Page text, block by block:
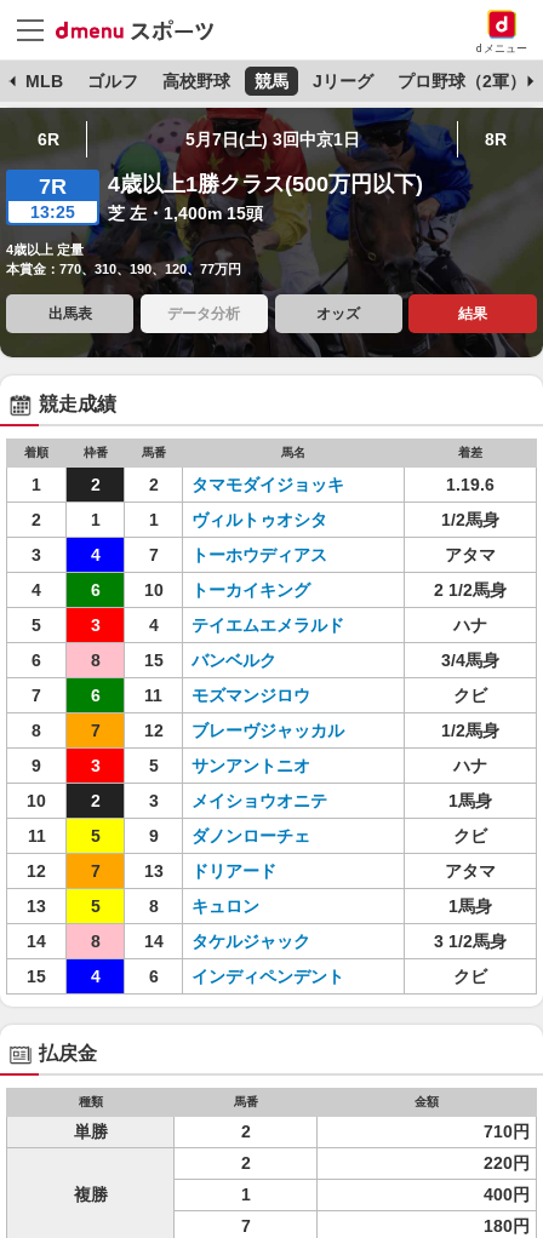
dメニュー
MLB ゴルフ 高校野球 競馬 Jリーグ プロ野球（2軍）
6R 5月7日(土) 3回中京1日 8R
7R
13:25
4歳以上1勝クラス(500万円以下)
芝 左・1,400m 15頭
4歳以上 定量
本賞金：770、310、190、120、77万円
出馬表 データ分析 オッズ 結果
競走成績
着順 枠番 馬番 馬名 着差
1 2 2 タマモダイジョッキ
1.19.6
2
1 1 ヴィルトゥオシタ
1/2馬身
3
4 7 トーホウディアス
アタマ
4
6 10 トーカイキング
2 1/2馬身
5
3 4 テイエムエメラルド
ハナ
6
8 15 バンベルク
3/4馬身
7
6 11 モズマンジロウ
クビ
8
7 12 ブレーヴジャッカル
1/2馬身
9
3 5 サンアントニオ
ハナ
10
2 3 メイショウオニテ
1馬身
11
5 9 ダノンローチェ
クビ
12
7 13 ドリアード
アタマ
13
5 8 キュロン
1馬身
14
8 14 タケルジャック
3 1/2馬身
15
4 6 インディペンデント クビ
払戻金
種類 馬番 金額
単勝 2 710円
複勝
2
220円
1
400円
7
180円